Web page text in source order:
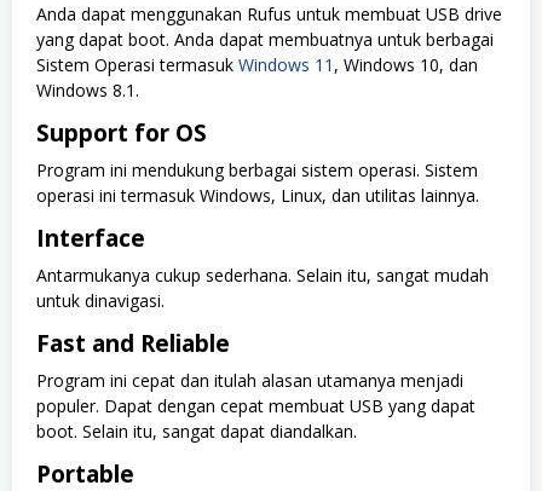
Anda dapat menggunakan Rufus untuk membuat USB drive
yang dapat boot. Anda dapat membuatnya untuk berbagai
Sistem Operasi termasuk Windows 11 , Windows 10, dan
Windows 8.1.
Support for OS
Program ini mendukung berbagai sistem operasi. Sistem
operasi ini termasuk Windows, Linux, dan utilitas lainnya.
Interface
Antarmukanya cukup sederhana. Selain itu, sangat mudah
untuk dinavigasi.
Fast and Reliable
Program ini cepat dan itulah alasan utamanya menjadi
populer. Dapat dengan cepat membuat USB yang dapat
boot. Selain itu, sangat dapat diandalkan.
Portable